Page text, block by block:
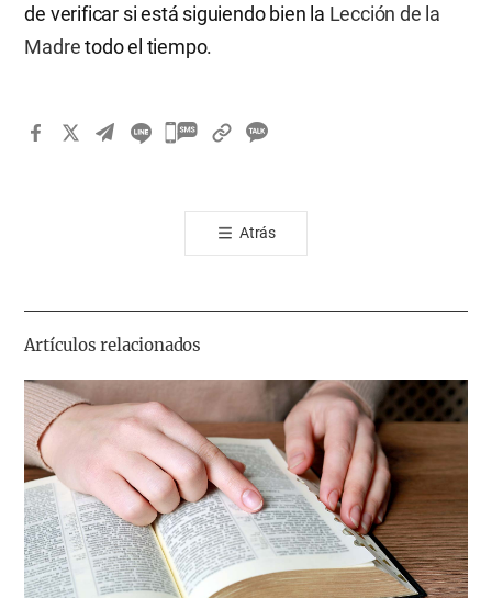
de verificar si está siguiendo bien la Lección de la
Madretodo el tiempo.
카
톡
공
기
Atrás
Artículos relacionados